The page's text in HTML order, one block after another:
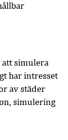
simulera
har intresset
av städer
simulering